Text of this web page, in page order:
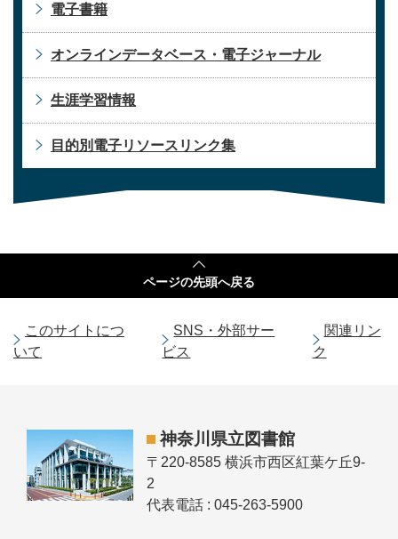
電子書籍
オンラインデータベース・電子ジャーナル
生涯学習情報
目的別電子リソースリンク集
このサイトにつ
いて
SNS・外部サー
ビス
関連リン
ク
ページの先頭へ戻る
神奈川県立図書館
〒220-8585 横浜市西区紅葉ケ丘9-
2
代表電話 : 045-263-5900